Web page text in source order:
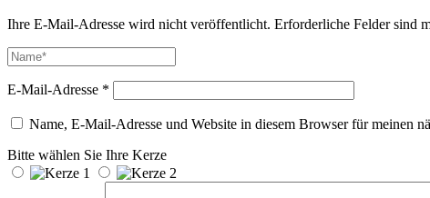
Ihre E-Mail-Adresse wird nicht veröffentlicht. Erforderliche Felder sind
E-Mail-Adresse *
Name, E-Mail-Adresse und Website in diesem Browser für meinen
Bitte wählen Sie Ihre Kerze